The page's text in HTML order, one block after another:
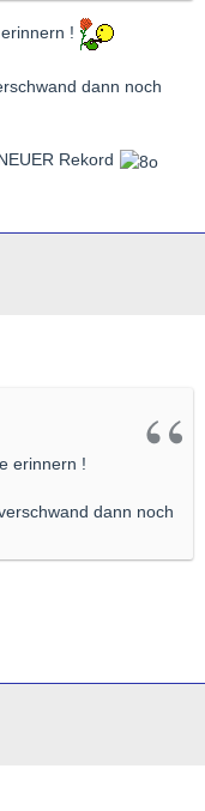
!
dann noch
Rekord
erinnern !
dann noch